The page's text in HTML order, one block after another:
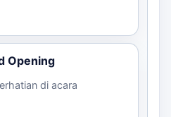
Opening
di acara